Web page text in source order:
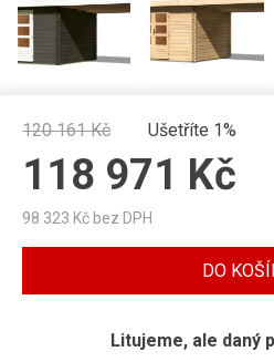
120 161Kč Ušetříte 1%
118 971 Kč
98 323 Kč bez DPH
DO
Litujeme, ale daný